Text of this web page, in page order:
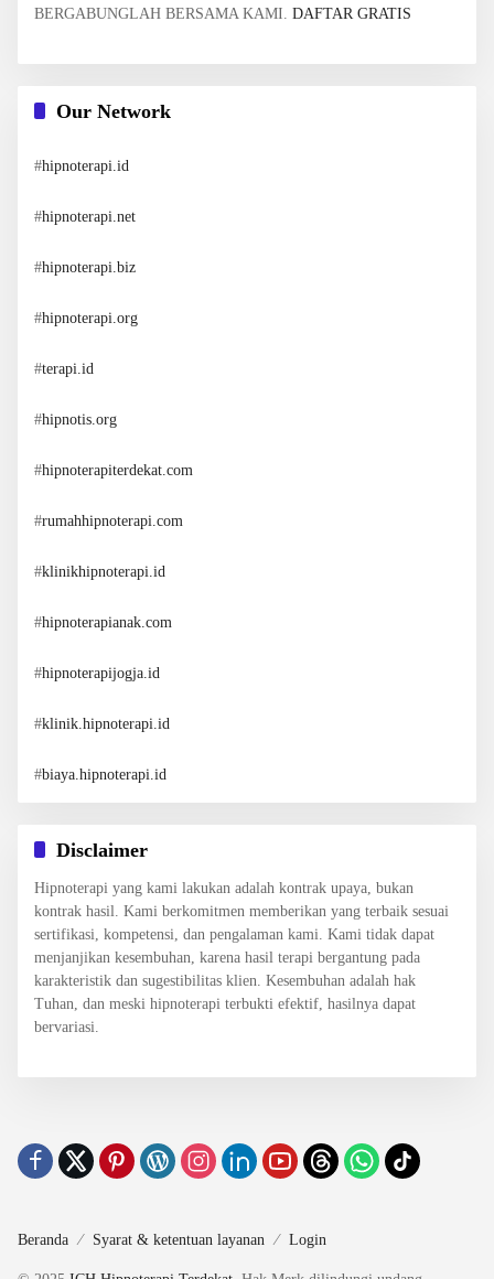
BERGABUNGLAH BERSAMA KAMI. DAFTAR GRATIS
Our Network
#hipnoterapi.id
#hipnoterapi.net
#hipnoterapi.biz
#hipnoterapi.org
#terapi.id
#hipnotis.org
#hipnoterapiterdekat.com
#rumahhipnoterapi.com
#klinikhipnoterapi.id
#hipnoterapianak.com
#hipnoterapijogja.id
#klinik.hipnoterapi.id
#biaya.hipnoterapi.id
Disclaimer
Hipnoterapi yang kami lakukan adalah kontrak upaya, bukan
kontrak hasil. Kami berkomitmen memberikan yang terbaik sesuai
sertifikasi, kompetensi, dan pengalaman kami. Kami tidak dapat
menjanjikan kesembuhan, karena hasil terapi bergantung pada
karakteristik dan sugestibilitas klien. Kesembuhan adalah hak
Tuhan, dan meski hipnoterapi terbukti efektif, hasilnya dapat
bervariasi.
Beranda Syarat & ketentuan layanan Login